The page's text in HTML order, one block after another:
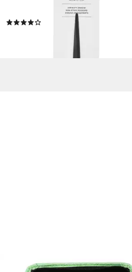
Schwarz, 17,8 cm / 7''
lieferbar - in 5-6 Werktagen bei dir
SEMPLIX